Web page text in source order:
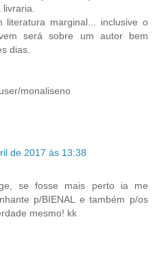
literatura marginal... inclusive o
será sobre um autor bem
dias.
monaliseno
de 2017 às 13:38
se fosse mais perto ia me
p/BIENAL e também p/os
mesmo! kk